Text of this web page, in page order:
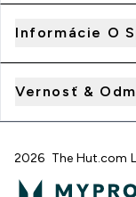
Informácie O
Vernosť &
2026 The Hut.com